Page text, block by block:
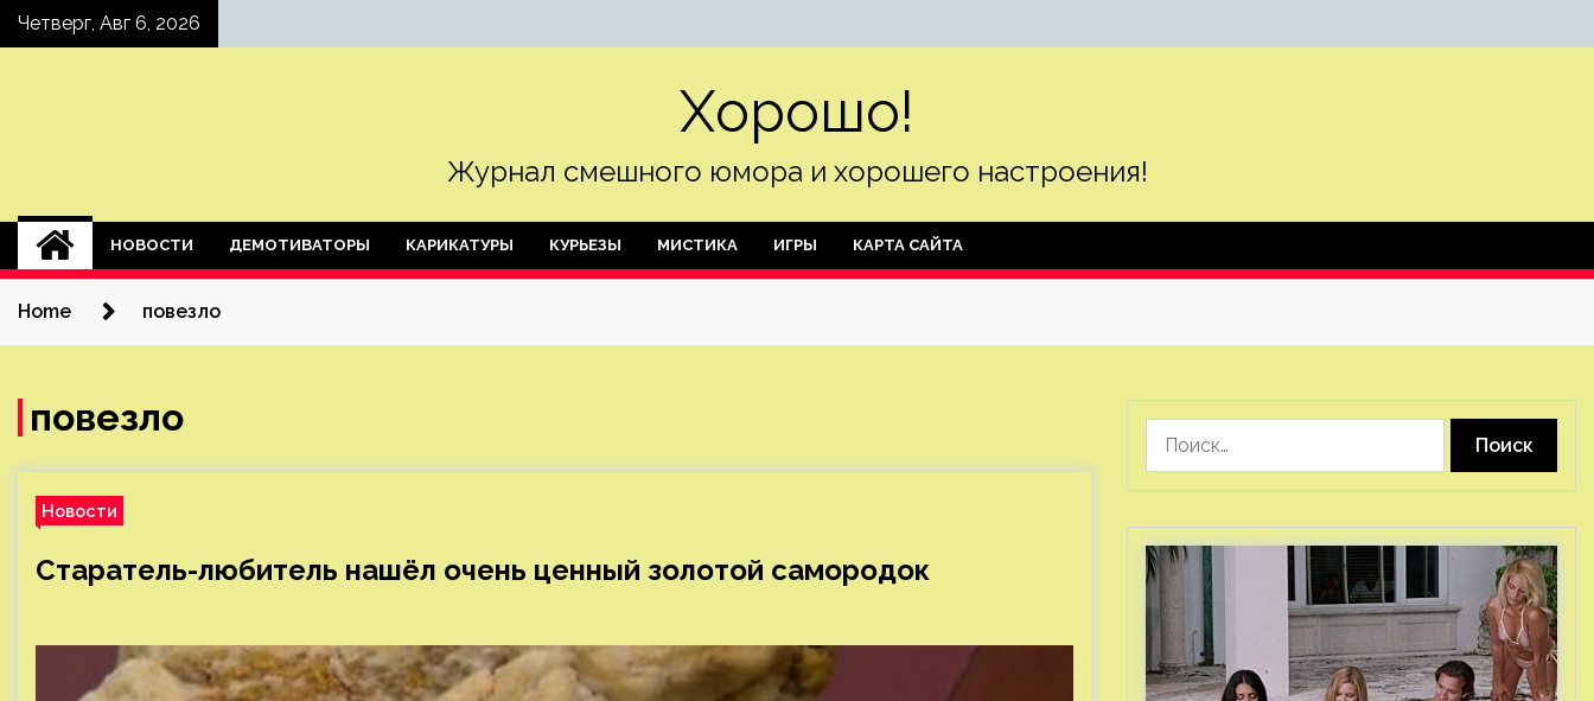
SkipЧетверг, Авг 6, 2026
Хорошо!
Журнал смешного юмора и хорошего настроения!
НОВОСТИ ДЕМОТИВАТОРЫ КАРИКАТУРЫ КУРЬЕЗЫ МИСТИКА ИГРЫ КАРТА САЙТА
Home повезло
повезло
Новости
Старатель-любитель нашёл очень ценный золотой самородок